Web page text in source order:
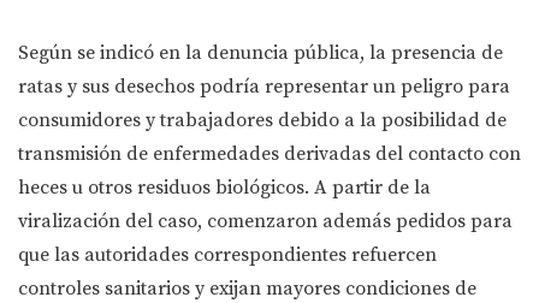
Según se indicó en la denuncia pública, la presencia de
ratas y sus desechos podría representar un peligro para
consumidores y trabajadores debido a la posibilidad de
transmisión de enfermedades derivadas del contacto con
heces u otros residuos biológicos. A partir de la
viralización del caso, comenzaron además pedidos para
que las autoridades correspondientes refuercen
controles sanitarios y exijan mayores condiciones de